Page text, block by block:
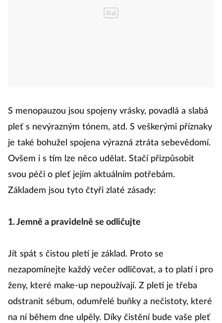
S menopauzou jsou spojeny vrásky, povadlá a slabá
pleť s nevýrazným tónem, atd. S veškerými příznaky
je také bohužel spojena výrazná ztráta sebevědomí.
Ovšem i s tím lze něco udělat. Stačí přizpůsobit
svou péči o pleť jejím aktuálním potřebám.
Základem jsou tyto čtyři zlaté zásady:
1. Jemně a pravidelně se odličujte
Jít spát s čistou pletí je základ. Proto se
nezapomínejte každý večer odličovat, a to platí i pro
ženy, které make-up nepoužívají. Z pleti je třeba
odstranit sébum, odumřelé buňky a nečistoty, které
na ní během dne ulpěly. Díky čistění bude vaše pleť